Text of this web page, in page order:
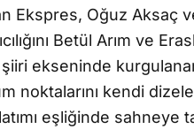
Ekspres, Oğuz Aksaç
Betül Arım ve
ekseninde
noktalarını kendi
eşliğinde sahneye